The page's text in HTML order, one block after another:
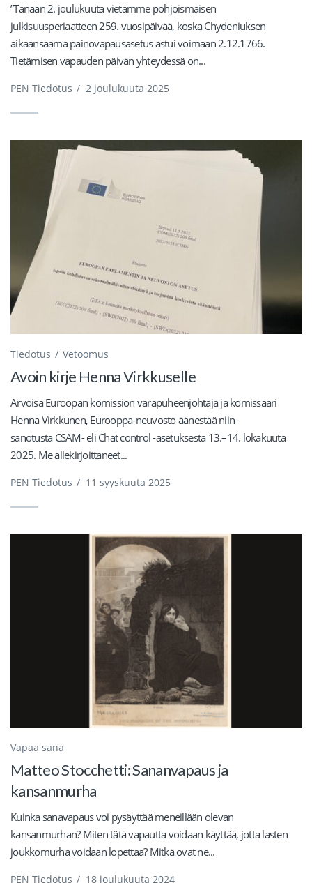
”Tänään 2. joulukuuta vietämme pohjoismaisen
julkisuusperiaatteen 259. vuosipäivää, koska Chydeniuksen
aikaansaama painovapausasetus astui voimaan 2.12.1766.
Tietämisen vapauden päivän yhteydessä on...
PEN Tiedotus / 2 joulukuuta 2025
Tiedotus Vetoomus
Avoin kirje Henna Virkkuselle
Arvoisa Euroopan komission varapuheenjohtaja ja komissaari
Henna Virkkunen, Eurooppa-neuvosto äänestää niin
sanotusta CSAM- eli Chat control -asetuksesta 13.–14. lokakuuta
2025. Me allekirjoittaneet...
PEN Tiedotus / 11 syyskuuta 2025
Vapaa sana
Matteo Stocchetti: Sananvapaus ja
kansanmurha
Kuinka sanavapaus voi pysäyttää meneillään olevan
kansanmurhan? Miten tätä vapautta voidaan käyttää, jotta lasten
joukkomurha voidaan lopettaa? Mitkä ovat ne...
PEN Tiedotus / 18 joulukuuta 2024